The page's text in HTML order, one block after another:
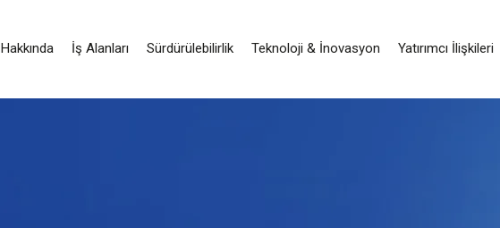
Hakkında İş Alanları Sürdürülebilirlik Teknoloji & İnovasyon Yatırımcı İlişkileri